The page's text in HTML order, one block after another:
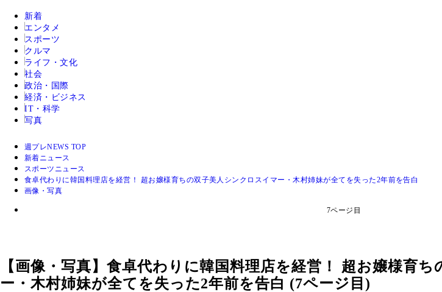
新着
エンタメ
スポーツ
クルマ
ライフ・文化
社会
政治・国際
経済・ビジネス
IT・科学
写真
週プレNEWS TOP
新着ニュース
スポーツニュース
食卓代わりに韓国料理店を経営！ 超お嬢様育ちの双子美人シンクロスイマー・木村姉妹が全てを失った2年前を告白
画像・写真
7ページ目
【画像・写真】食卓代わりに韓国料理店を経営！ 超お嬢様育
ー・木村姉妹が全てを失った2年前を告白 (7ページ目)